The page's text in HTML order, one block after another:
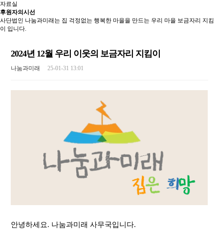
자료실
후원자의시선
사단법인 나눔과미래는 집 걱정없는 행복한 마을을 만드는 우리 마을 보금자리 지킴
이 입니다.
2024년 12월 우리 이웃의 보금자리 지킴이
나눔과미래 25-01-31 13:01
안녕하세요. 나눔과미래 사무국입니다.